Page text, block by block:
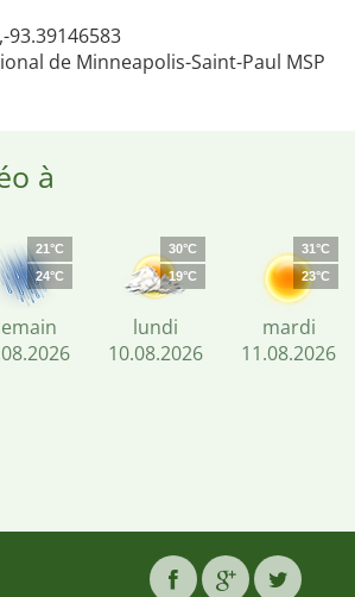
93.39146583
de Minneapolis-Saint-Paul MSP
à
21°C
24°C
30°C
19°C
lundi
10.08.2026
31°C
23°C
mardi
11.08.2026